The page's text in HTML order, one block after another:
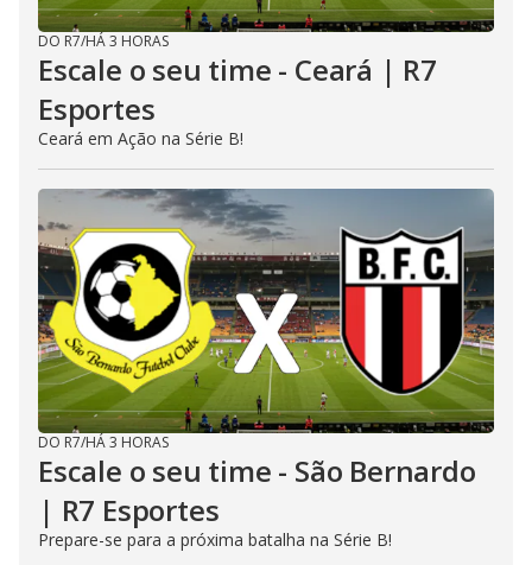
DO R7/HÁ 3 HORAS
Escale o seu time - Ceará | R7
Esportes
Ceará em Ação na Série B!
DO R7/HÁ 3 HORAS
Escale o seu time - São Bernardo
| R7 Esportes
Prepare-se para a próxima batalha na Série B!